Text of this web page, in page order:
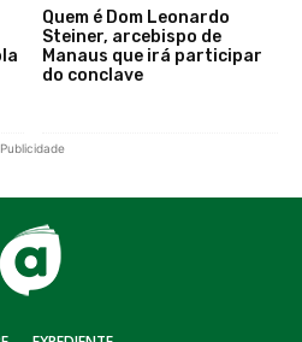
Quem é Dom Leonardo
Steiner, arcebispo de
Manaus que irá participar
do conclave
Publicidade